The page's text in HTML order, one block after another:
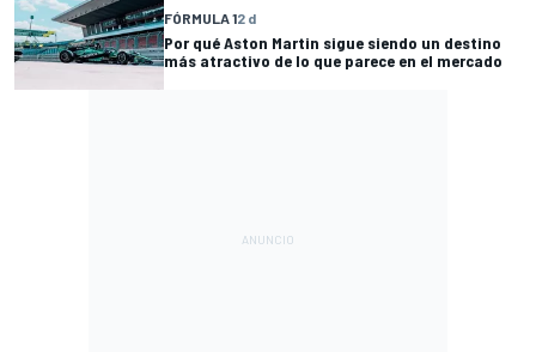
FÓRMULA 12 d
Por qué Aston Martin sigue siendo un destino
más atractivo de lo que parece en el mercado